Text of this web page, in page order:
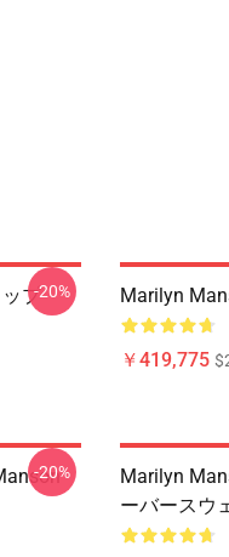
プ-20% Marilyn
￥419,775
-20%
Marilyn
ーバースウ